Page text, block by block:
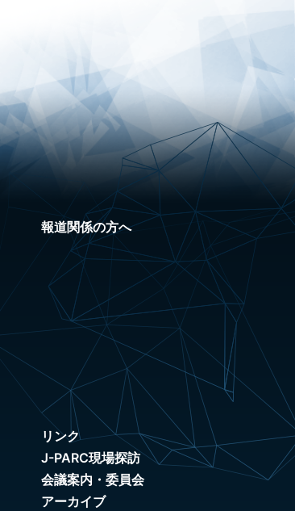
報道関係の方へ
リンク
J-PARC現場探訪
会議案内・委員会
アーカイブ